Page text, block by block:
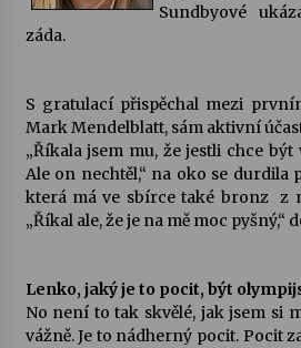
Letní koncerty ve
Vysočinka
17. 7. 2026
Ozvěny prázdnin
Za kulturou kousek
odkaz Josefa Čapka
Sundbyové
záda.
S gratulací přispěchal mezi
Mark Mendelblatt, sám aktivní
„Říkala jsem mu, že jestli chce
Ale on nechtěl,“ na oko se durdila
která má ve sbírce také bronz z
„Říkal ale, že je na mě moc pyšný,“
Lenko, jaký je to pocit, být
No není to tak skvělé, jak jsem si
vážně. Je to nádherný pocit. Pocit